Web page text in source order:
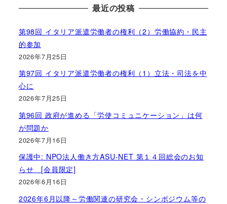
最近の投稿
第98回 イタリア派遣労働者の権利（2）労働協約・民主
的参加
2026年7月25日
第97回 イタリア派遣労働者の権利（1）立法・司法を中
心に
2026年7月25日
第96回 政府が進める「労使コミュニケーション」は何
が問題か
2026年7月16日
保護中: NPO法人働き方ASU-NET 第１４回総会のお知
らせ [会員限定]
2026年6月16日
2026年6月以降～労働関連の研究会・シンポジウム等の